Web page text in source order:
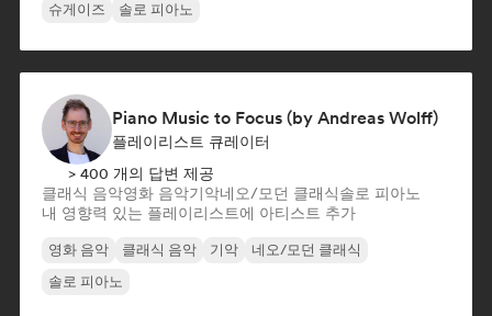
슈게이즈
솔로 피아노
Piano Music to Focus (by Andreas Wolff)
플레이리스트 큐레이터
> 400 개의 답변 제공
클래식 음악영화 음악기악네오/모던 클래식솔로 피아노
내 영향력 있는 플레이리스트에 아티스트 추가
영화 음악 클래식 음악 기악
네오/모던 클래식
솔로 피아노